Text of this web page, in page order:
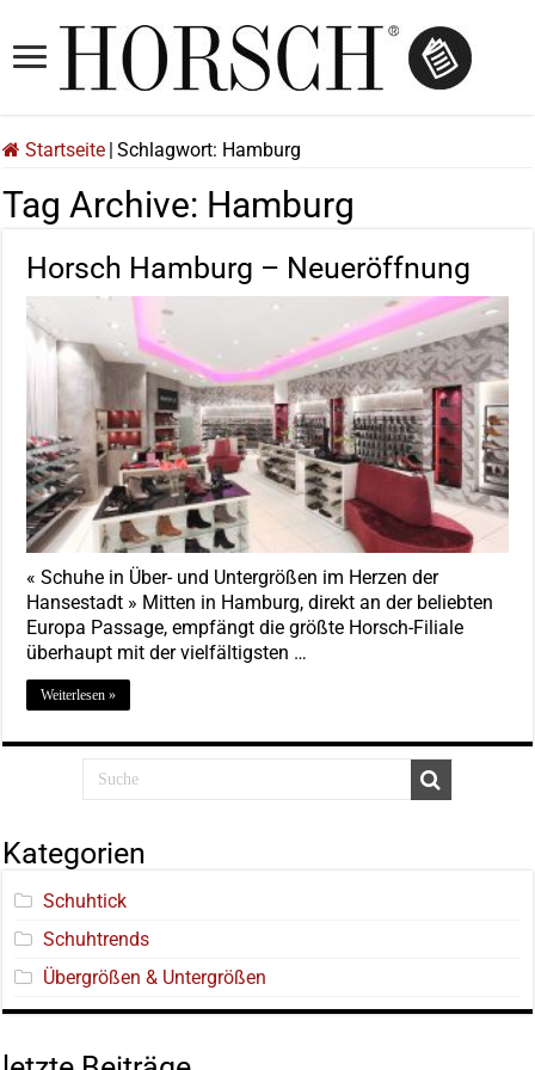
Startseite Schlagwort: Hamburg
Tag Archive: Hamburg
Horsch Hamburg – Neueröffnung
« Schuhe in Über- und Untergrößen im Herzen der
Hansestadt » Mitten in Hamburg, direkt an der beliebten
Europa Passage, empfängt die größte Horsch-Filiale
überhaupt mit der vielfältigsten …
Weiterlesen »
Kategorien
Schuhtick
Schuhtrends
Übergrößen & Untergrößen